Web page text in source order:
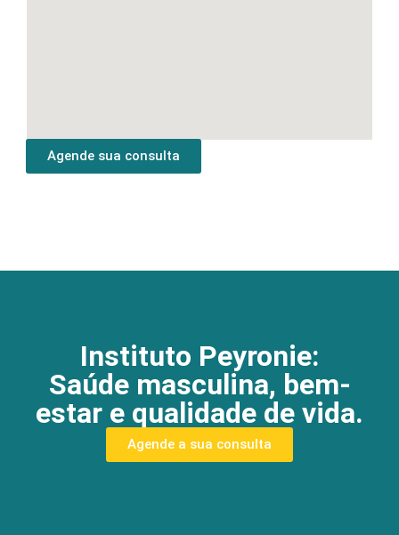
Agende sua consulta
Instituto Peyronie:
Saúde masculina, bem-
estar e qualidade de vida.
Agende a sua consulta